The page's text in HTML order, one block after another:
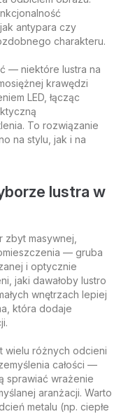
antypara czy
charakteru.
— niektóre lustra na
krawędzi
LED, łącząc
To rozwiązanie
na stylu, jak i na
lustra w
masywnej,
— gruba
i optycznie
jaki dawałoby lustro
wnętrzach lepiej
która dodaje
wielu różnych odcieni
całości —
sprawiać wrażenie
aranżacji. Warto
metalu (np. ciepłe